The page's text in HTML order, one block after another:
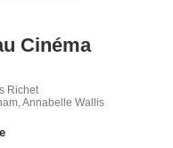
Cinéma
Richet
Annabelle Wallis